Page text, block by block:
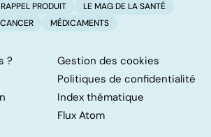
RAPPEL PRODUIT
LE MAG DE LA SANTÉ
CANCER
MÉDICAMENTS
?
Gestion des cookies
Politiques de confidentialité
Index thématique
Flux Atom